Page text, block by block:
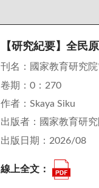
【研究紀要】全民
刊名：國家教育研究院
卷期：0：270
作者：Skaya Siku
出版者：國家教育研
出版日期：2026/08
線上全文：